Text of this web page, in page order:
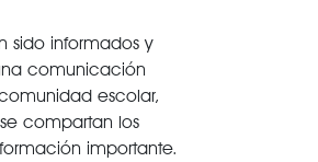
sido informados y
comunicación
escolar,
compartan los
importante.